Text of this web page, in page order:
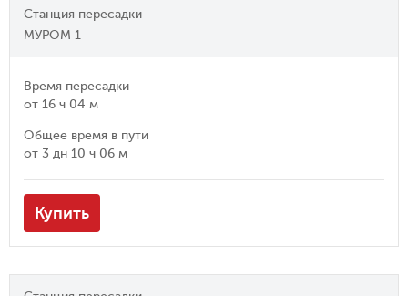
Станция пересадки
МУРОМ 1
Время пересадки
от 16 ч 04 м
Общее время в пути
от 3 дн 10 ч 06 м
Купить